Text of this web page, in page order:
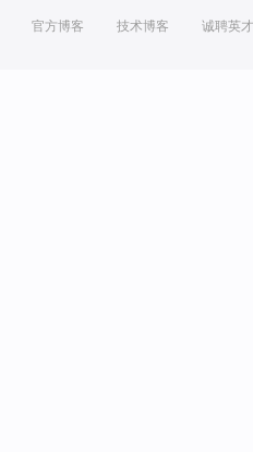
官方博客 技术博客 诚聘英才